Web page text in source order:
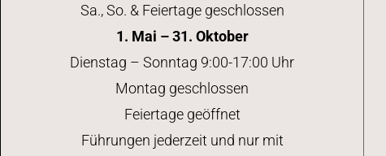
Sa., So. & Feiertage geschlossen
1. Mai – 31. Oktober
Dienstag – Sonntag 9:00-17:00 Uhr
Montag geschlossen
Feiertage geöffnet
Führungen jederzeit und nur mit